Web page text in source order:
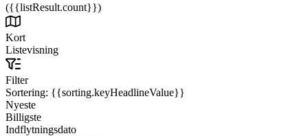
({{listResult.count}})
Kort
Listevisning
Filter
Sortering: {{sorting.keyHeadlineValue}}
Nyeste
Billigste
Indflytningsdato